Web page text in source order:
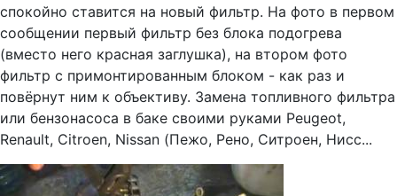
спокойно ставится на новый фильтр. На фото в первом
сообщении первый фильтр без блока подогрева
(вместо него красная заглушка), на втором фото
фильтр с примонтированным блоком - как раз и
повёрнут ним к объективу. Замена топливного фильтра
или бензонасоса в баке своими руками Peugeot,
Renault, Citroen, Nissan (Пежо, Рено, Ситроен, Нисс...